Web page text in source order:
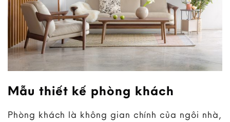
Mẫu thiết kế phòng khách
Phòng khách là không gian chính của ngôi nhà,